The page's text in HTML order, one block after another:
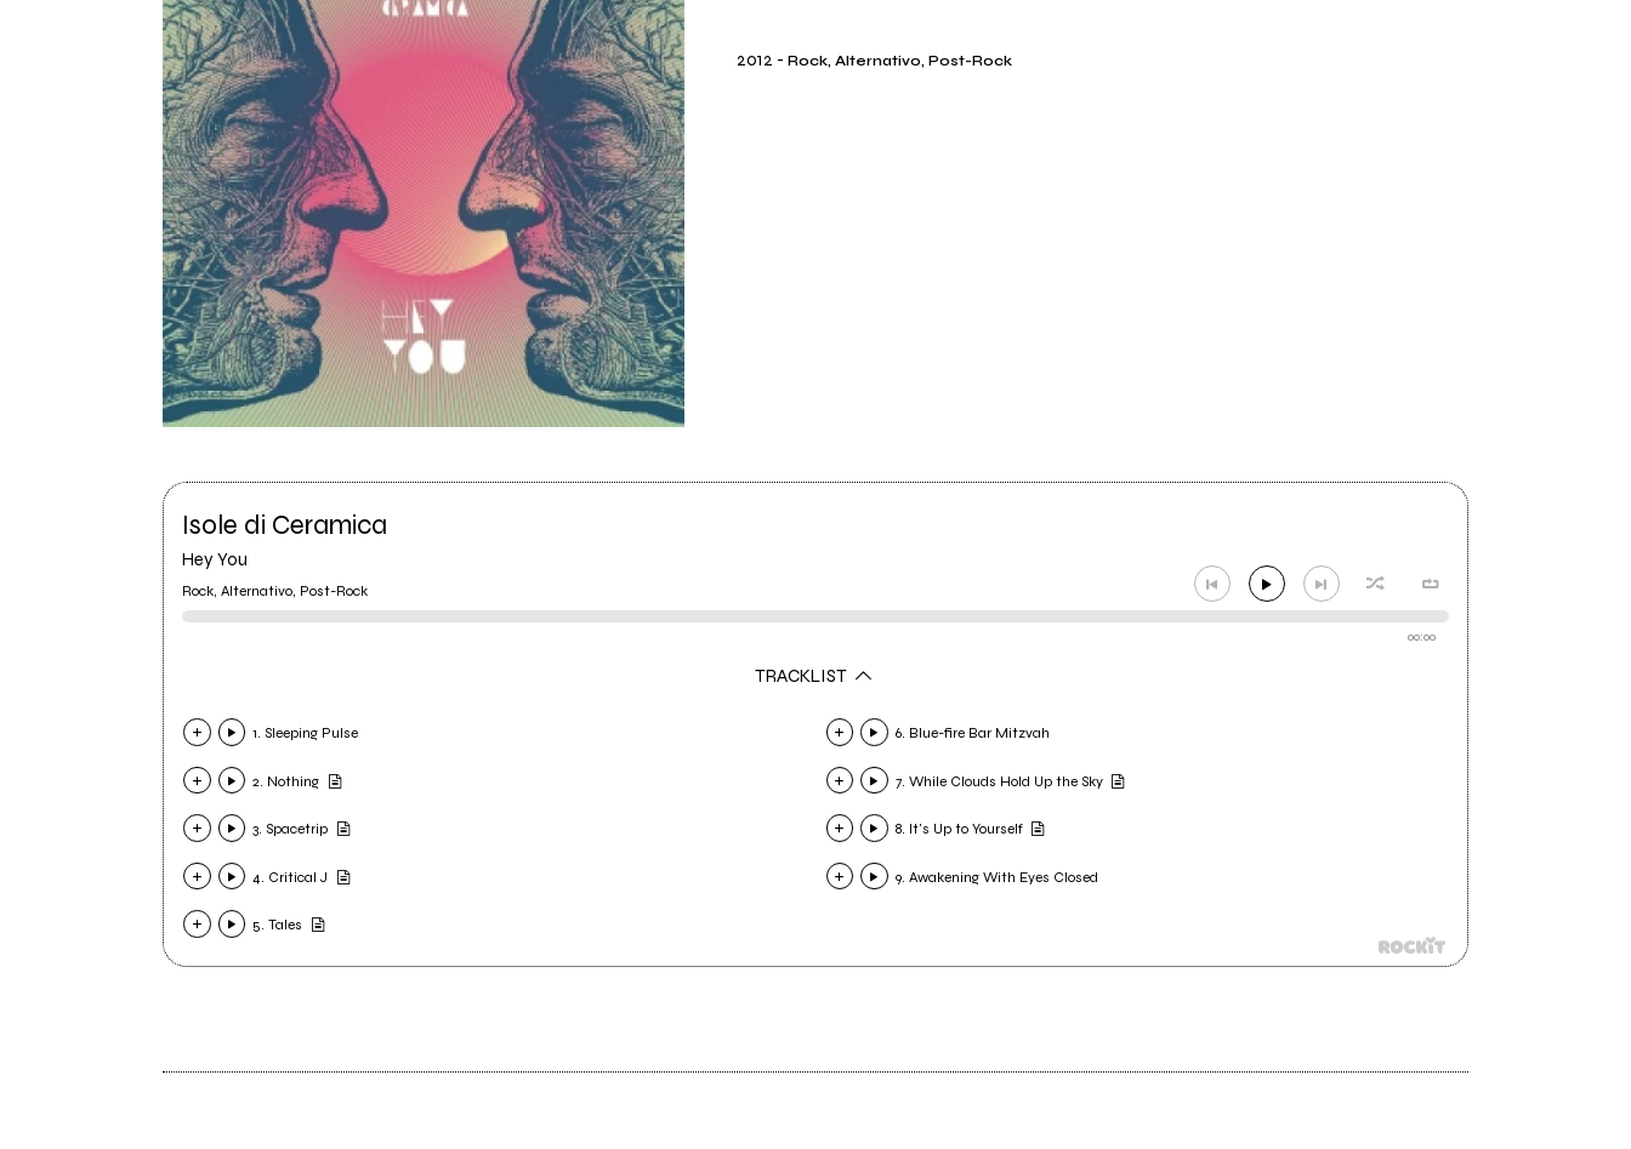
2012 -Rock, Alternativo, Post-Rock
Isole di Ceramica
Hey You
Rock, Alternativo, Post-Rock
00:00
TRACKLIST
1. Sleeping Pulse
2. Nothing
3. Spacetrip
4. Critical J
5. Tales
6. Blue-fire Bar Mitzvah
7. While Clouds Hold Up the Sky
8. It's Up to Yourself
9. Awakening With Eyes Closed